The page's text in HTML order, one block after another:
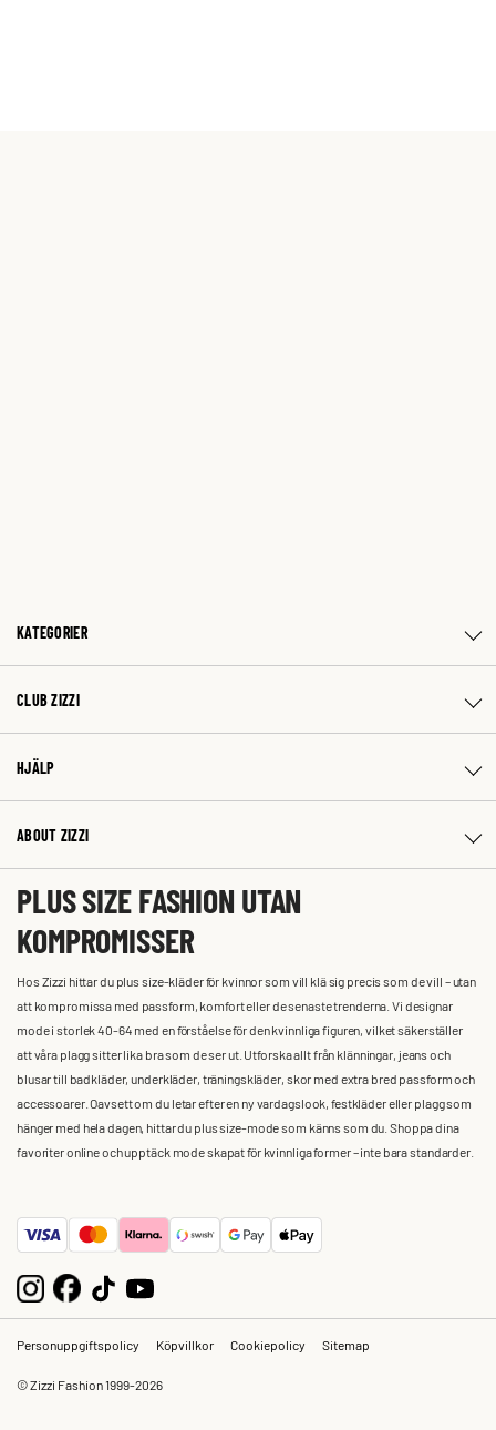
KATEGORIER
CLUB ZIZZI
HJÄLP
ABOUT ZIZZI
PLUS SIZE FASHION UTAN
KOMPROMISSER
Hos Zizzi hittar du plus size-kläder för kvinnor som vill klä sig precis som de vill – utan
att kompromissa med passform, komfort eller de senaste trenderna. Vi designar
mode i storlek 40-64 med en förståelse för den kvinnliga figuren, vilket säkerställer
att våra plagg sitter lika bra som de ser ut. Utforska allt från klänningar, jeans och
blusar till badkläder, underkläder, träningskläder, skor med extra bred passform och
accessoarer. Oavsett om du letar efter en ny vardagslook, festkläder eller plagg som
hänger med hela dagen, hittar du plus size-mode som känns som du. Shoppa dina
favoriter online och upptäck mode skapat för kvinnliga former – inte bara standarder.
Personuppgiftspolicy Köpvillkor Cookiepolicy Sitemap
© Zizzi Fashion 1999-2026